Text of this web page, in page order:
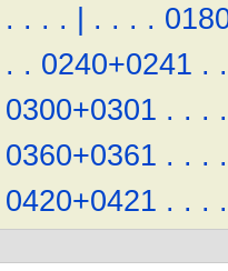
. . . . | . . . .
. . 0240+0241 . .
0300+0301 . . . .
0360+0361 . . . .
0420+0421 . . . .